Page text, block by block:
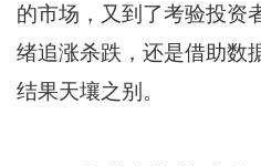
的市场，又到了考验投资
绪追涨杀跌，还是借助数
结果天壤之别。